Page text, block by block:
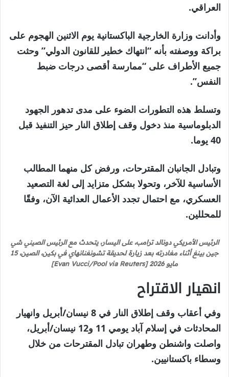
العراقي.
وأدانت وزارة الخارجية الباكستانية يوم الاثنين الهجوم على
براكة ووصفته بأنه “انتهاك خطير للقانون الدولي” وحثت
جميع الأطراف على “ممارسة أقصى درجات ضبط
النفس”.
وتسلط هذه التطورات الضوء على مدى تدهور الجهود
الدبلوماسية منذ دخول وقف إطلاق النار حيز التنفيذ قبل
40 يوما.
وتبادل الجانبان المقترحات، ورفض كل منهما المطالب
الأساسية للآخر، وتحولا بشكل متزايد إلى لغة التصعيد
العسكري، مع احتمال تجدد الأعمال العدائية الآن، وفقًا
للمحللين.
الرئيس الأمريكي دونالد ترامب، على اليسار، يتحدث مع الرئيس الصيني شي
جين بينغ أثناء مغادرته بعد زيارة لحديقة تشونغنانهاي في بكين، الصين، 15
مايو 2026 [Evan Vucci/Pool via Reuters]
انهيار الاقتراح
وفي أعقاب وقف إطلاق النار في 8 نيسان/أبريل وانهيار
المحادثات في إسلام آباد يومي 11 و12 نيسان/أبريل،
واصلت واشنطن وطهران تبادل المقترحات من خلال
وسطاء باكستانيين.